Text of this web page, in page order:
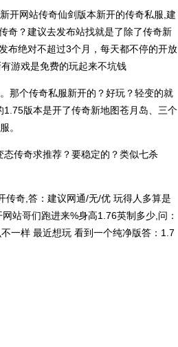
开网站传奇仙剑版本新开的传奇私服 ,建
奇？建议去发布站找就是了除了传奇新
布绝对不超过3个月，每天都不停的开放
游戏是免费的玩起来不坑钱
那个传奇私服新开的？好玩？轻变的就
版本是开了传奇新地图苍月岛、三个
。
传奇求推荐？要稳定的？类似七杀
传奇,答：建议网通/无/优 玩得人多算是
站哥们跑进来%身高1.76英制多少,问：
一样 最近想玩 看到一个纯净版答：1.7